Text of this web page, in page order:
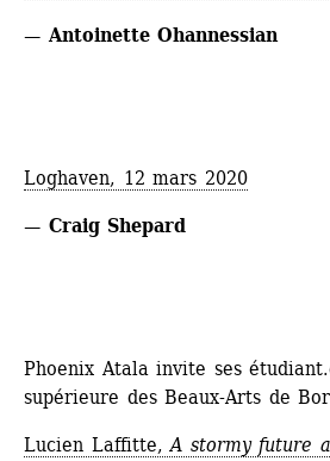
— Antoinette Ohannessian
Loghaven, 12 mars 2020
— Craig Shepard
Phoenix Atala invite ses
supérieure des Beaux-Arts de
Lucien Laffitte, A stormy future